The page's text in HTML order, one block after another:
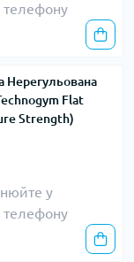
Нерегульована
Flat
Strength)
у